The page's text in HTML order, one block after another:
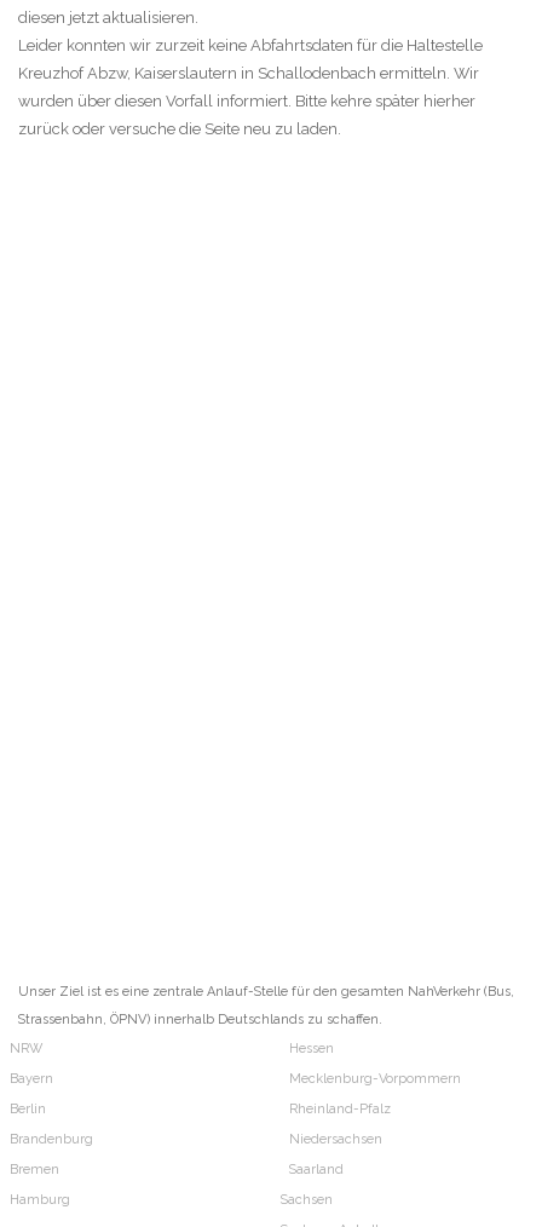
diesen jetzt aktualisieren.
Leider konnten wir zurzeit keine Abfahrtsdaten für die Haltestelle
Kreuzhof Abzw, Kaiserslautern in Schallodenbach ermitteln. Wir
wurden über diesen Vorfall informiert. Bitte kehre später hierher
zurück oder versuche die Seite neu zu laden.
Unser Ziel ist es eine zentrale Anlauf-Stelle für den gesamten NahVerkehr (Bus,
Strassenbahn, ÖPNV) innerhalb Deutschlands zu schaffen.
NRW
Bayern
Berlin
Brandenburg
Bremen
Hamburg
Hessen
Mecklenburg-Vorpommern
Rheinland-Pfalz
Niedersachsen
Saarland
Sachsen